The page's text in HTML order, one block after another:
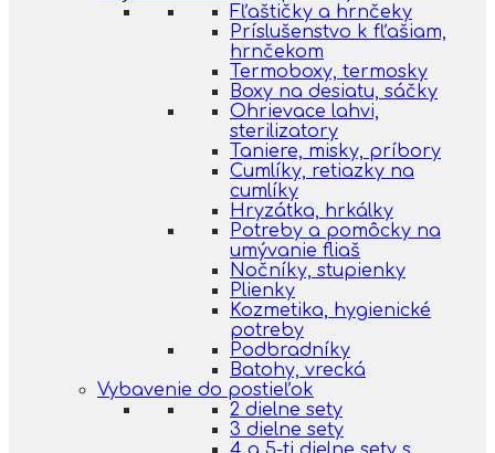
Fľaštičky a hrnčeky
Príslušenstvo k fľašiam,
hrnčekom
Termoboxy, termosky
Boxy na desiatu, sáčky
Ohrievace lahvi,
sterilizatory
Taniere, misky, príbory
Cumlíky, retiazky na
cumlíky
Hryzátka, hrkálky
Potreby a pomôcky na
umývanie fliaš
Nočníky, stupienky
Plienky
Kozmetika, hygienické
potreby
Podbradníky
Batohy, vrecká
Vybavenie do postieľok
2 dielne sety
3 dielne sety